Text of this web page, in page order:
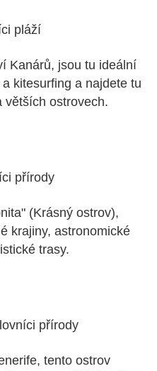
pláží
Kanárů, jsou tu ideální
kitesurfing a najdete tu
větších ostrovech.
přírody
(Krásný ostrov),
krajiny, astronomické
trasy.
přírody
tento ostrov